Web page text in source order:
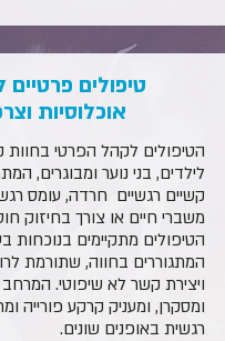
טיפולים פרטיים
אוכלוסיות
הטיפולים לקהל הפרטי בחוות
לילדים, בני נוער ומבוגרים,
קשיים רגשיים חרדה, עומס
משברי חיים או צורך בחיזוק
הטיפולים מתקיימים בנוכחות
המתגוררים בחווה, שתורמת
ויצירת קשר לא שיפוטי.
ומסקרן, ומעניק קרקע פורייה
רגשית באופנים שונים.